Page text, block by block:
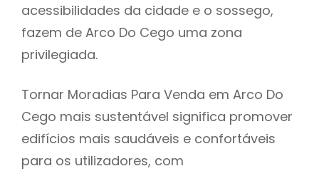
acessibilidades da cidade e o sossego,
fazem de Arco Do Cego uma zona
privilegiada.
Tornar Moradias Para Venda em Arco Do
Cego mais sustentável significa promover
edifícios mais saudáveis e confortáveis
para os utilizadores, com